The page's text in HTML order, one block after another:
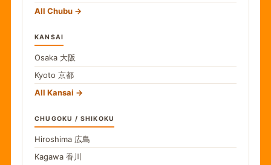
All Chubu
KANSAI
Osaka 大阪
Kyoto 京都
All Kansai
CHUGOKU / SHIKOKU
Hiroshima 広島
Kagawa 香川